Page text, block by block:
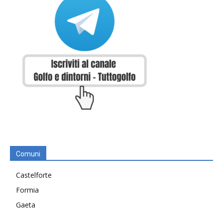
Comuni
Castelforte
Formia
Gaeta